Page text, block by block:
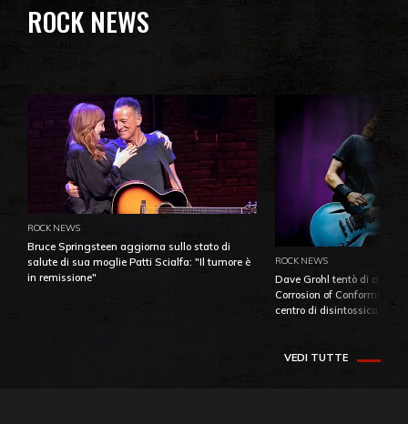
ROCK NEWS
ROCK NEWS
Bruce Springsteen aggiorna sullo stato di
salute di sua moglie Patti Scialfa: "Il tumore è
in remissione"
ROCK NEWS
Dave Grohl tentò di
Corrosion of Conformity
centro di
VEDI TUTTE